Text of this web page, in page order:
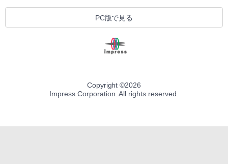
PC版で見る
Copyright ©2026
Impress Corporation. All rights reserved.